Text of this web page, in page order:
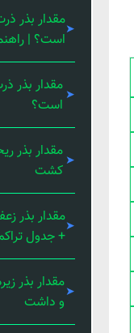
مقدار بذر
است؟ |
مقدار بذر
است؟
مقدار بذر
کشت
مقدار بذر
+ جدول
مقدار بذر
و داشت